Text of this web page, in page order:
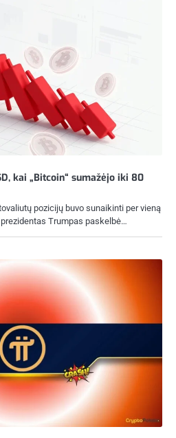
kai „Bitcoin“ sumažėjo iki 80
pozicijų buvo sunaikinti per vieną
Trumpas paskelbė…